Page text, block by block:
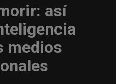
así
medios